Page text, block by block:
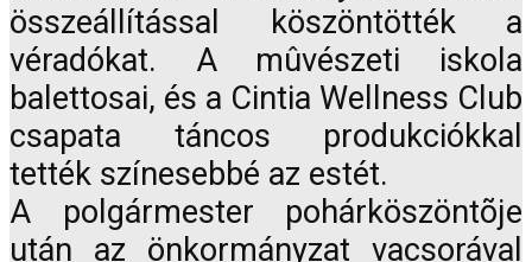
összeállítással köszöntötték a
véradókat. A mûvészeti iskola
balettosai, és a Cintia Wellness Club
csapata táncos produkciókkal
tették színesebbé az estét.
A polgármester pohárköszöntõje
után az önkormányzat vacsorával